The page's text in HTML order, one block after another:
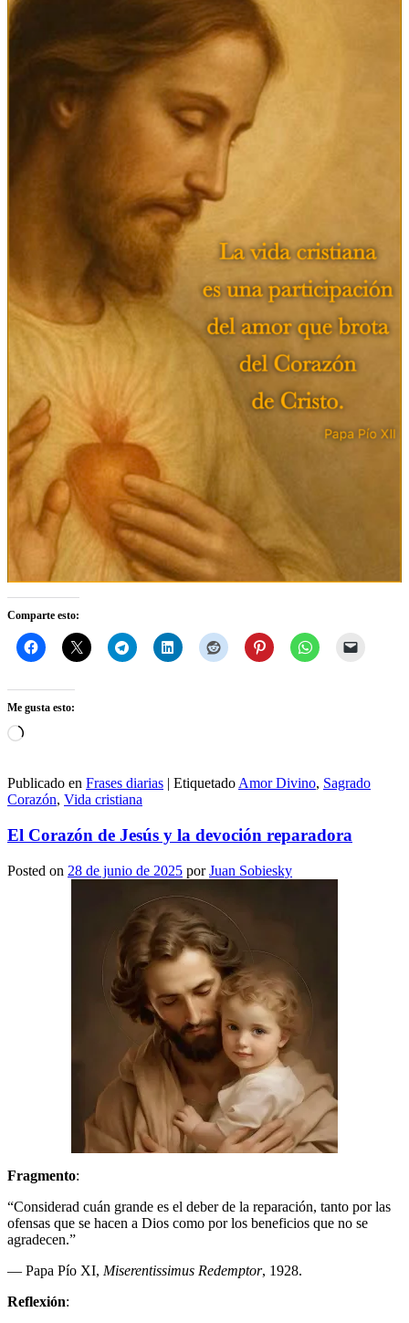
Comparte esto:
Me gusta esto:
Cargando...
Publicado en Frases diarias | Etiquetado Amor Divino, Sagrado
Corazón, Vida cristiana
El Corazón de Jesús y la devoción reparadora
Posted on 28 de junio de 2025 porJuan Sobiesky
Fragmento:
“Considerad cuán grande es el deber de la reparación, tanto por las
ofensas que se hacen a Dios como por los beneficios que no se
agradecen.”
— Papa Pío XI, Miserentissimus Redemptor, 1928.
Reflexión: